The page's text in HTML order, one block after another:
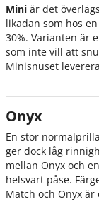
Mini är det
likadan som hos
30%. Varianten är
som inte vill att
Minisnuset
Onyx
En stor
ger dock låg
mellan Onyx och
helsvart påse.
Match och Onyx